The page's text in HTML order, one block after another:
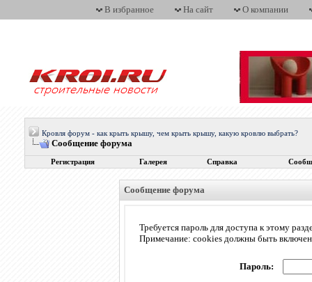
В избранное На сайт О компании
Кровля форум - как крыть крышу, чем крыть крышу, какую кровлю выбрать?
Сообщение форума
Регистрация Галерея Справка
Сообщение форума
Требуется пароль для доступа к этому
Примечание: cookies должны быть
Пароль: